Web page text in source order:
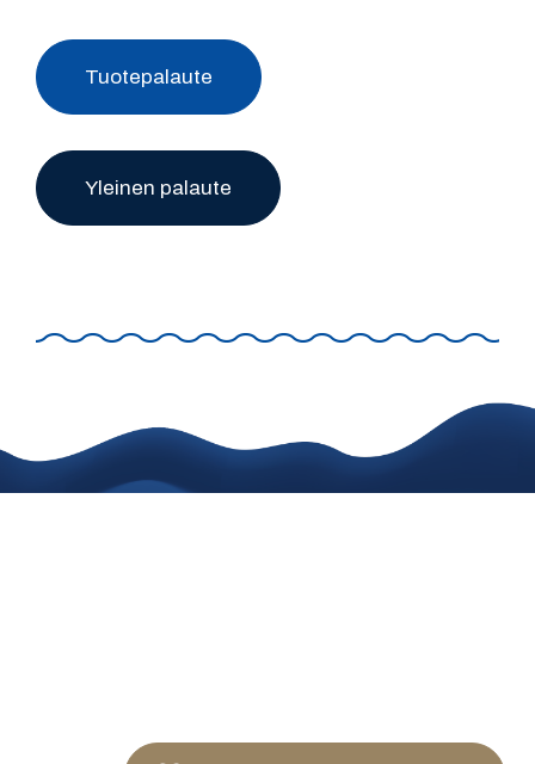
Tuotepalaute
Yleinen palaute